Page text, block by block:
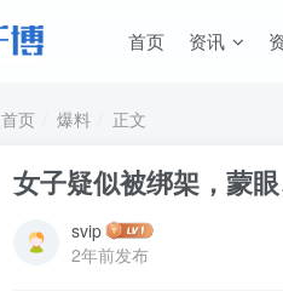
首页 资讯
首页 爆料 正文
女子疑似被绑架，蒙
svip
2年前发布